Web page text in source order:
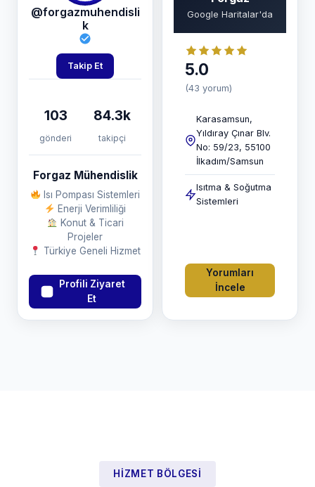
@forgazmuhendisli
k
Takip Et
103
gönderi
84.3k
takipçi
Forgaz Mühendislik
Isı Pompası Sistemleri
Enerji Verimliliği
Konut & Ticari
Projeler
Türkiye Geneli Hizmet
Profili Ziyaret
Et
Google Haritalar'da
5.0
(43 yorum)
Karasamsun,
Yıldıray Çınar Blv.
No: 59/23, 55100
İlkadım/Samsun
Isıtma & Soğutma
Sistemleri
Yorumları
İncele
HIZMET BÖLGESI